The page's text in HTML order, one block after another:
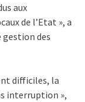
aux
de l’Etat », a
gestion des
difficiles, la
interruption »,